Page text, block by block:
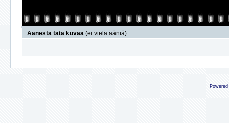
Äänestä tätä kuvaa (ei vielä ääniä)